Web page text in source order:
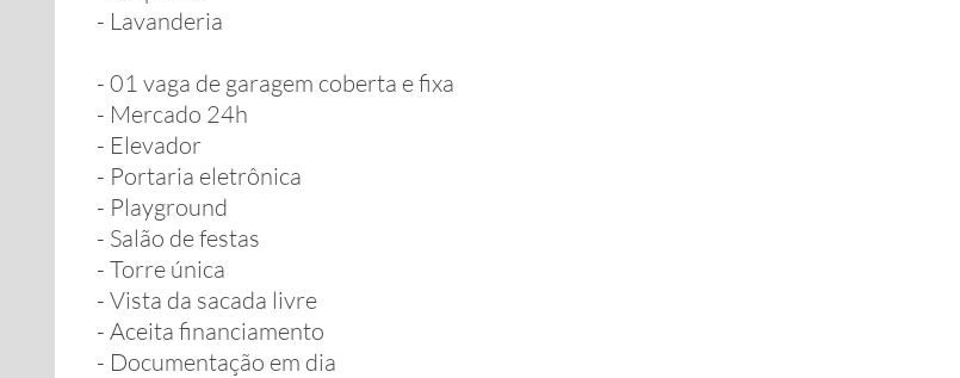
- Lavanderia
- 01 vaga de garagem coberta e fixa
- Mercado 24h
- Elevador
- Portaria eletrônica
- Playground
- Salão de festas
- Torre única
- Vista da sacada livre
- Aceita financiamento
- Documentação em dia